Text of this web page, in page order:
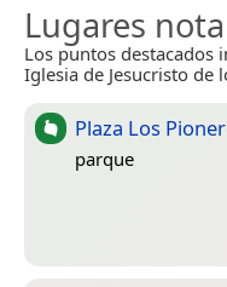
Lugares
Los puntos destacados
Iglesia de Jesucristo de
Plaza Los
parque